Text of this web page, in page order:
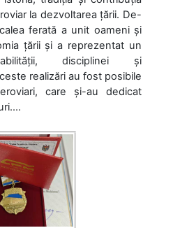
la dezvoltarea țării. De-
ferată a unit oameni și
țării și a reprezentat un
disciplinei și
realizări au fost posibile
care și-au dedicat